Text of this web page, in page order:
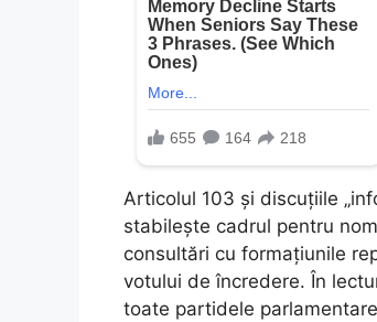
Articolul 103 și discuțiile
stabilește cadrul pentru
consultări cu formațiunile
votului de încredere. În
toate partidele